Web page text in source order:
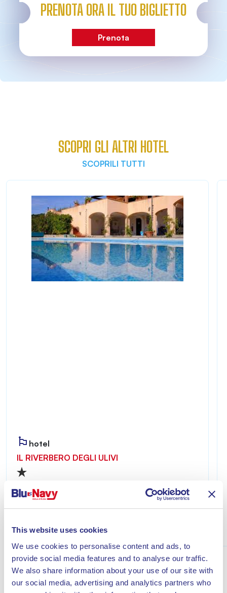
This website uses cookies
We use cookies to personalise content and ads, to
provide social media features and to analyse our traffic.
We also share information about your use of our site with
our social media, advertising and analytics partners who
PRENOTA ORA IL TUO BIGLIETTO
Prenota
SCOPRI GLI ALTRI HOTEL
SCOPRILI TUTTI
hotel
IL RIVERBERO DEGLI ULIVI
Riverbero degli Ulivi è accogliente e riservato,
ideale per chi desidera vivere un soggiorno
Scopri